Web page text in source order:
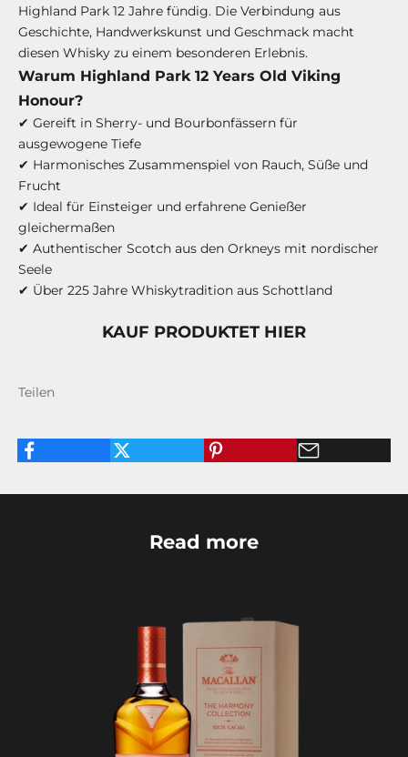
Highland Park 12 Jahre fündig. Die Verbindung aus
Geschichte, Handwerkskunst und Geschmack macht
diesen Whisky zu einem besonderen Erlebnis.
Warum Highland Park 12 Years Old Viking
Honour?
✔ Gereift in Sherry- und Bourbonfässern für
ausgewogene Tiefe
✔ Harmonisches Zusammenspiel von Rauch, Süße und
Frucht
✔ Ideal für Einsteiger und erfahrene Genießer
gleichermaßen
✔ Authentischer Scotch aus den Orkneys mit nordischer
Seele
✔ Über 225 Jahre Whiskytradition aus Schottland
KAUF PRODUKTET HIER
Teilen
Read more